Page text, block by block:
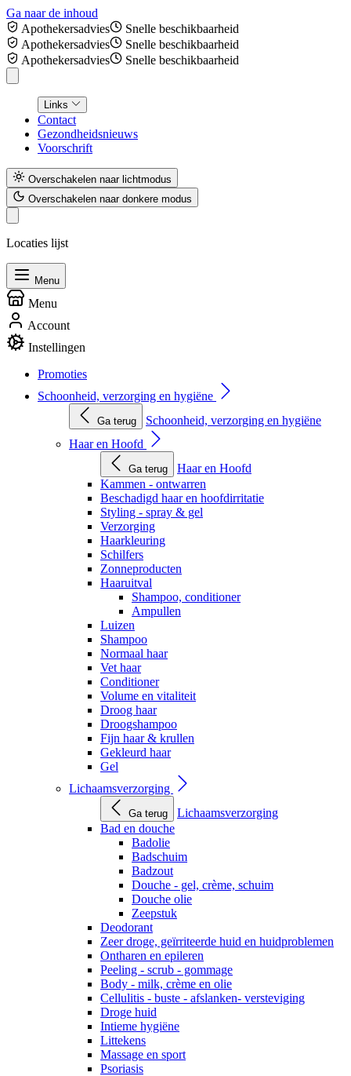
Ga naar de inhoud
Apothekersadvies
Snelle beschikbaarheid
Apothekersadvies
Snelle beschikbaarheid
Apothekersadvies
Snelle beschikbaarheid
Links
Contact
Gezondheidsnieuws
Voorschrift
Overschakelen naar lichtmodus
Overschakelen naar donkere modus
Locaties lijst
Menu
Menu
Account
Instellingen
Promoties
Schoonheid, verzorging en hygiëne
Ga terug
Schoonheid, verzorging en hygiëne
Haar en Hoofd
Ga terug
Haar en Hoofd
Kammen - ontwarren
Beschadigd haar en hoofdirritatie
Styling - spray & gel
Verzorging
Haarkleuring
Schilfers
Zonneproducten
Haaruitval
Shampoo, conditioner
Ampullen
Luizen
Shampoo
Normaal haar
Vet haar
Conditioner
Volume en vitaliteit
Droog haar
Droogshampoo
Fijn haar & krullen
Gekleurd haar
Gel
Lichaamsverzorging
Ga terug
Lichaamsverzorging
Bad en douche
Badolie
Badschuim
Badzout
Douche - gel, crème, schuim
Douche olie
Zeepstuk
Deodorant
Zeer droge, geïrriteerde huid en huidproblemen
Ontharen en epileren
Peeling - scrub - gommage
Body - milk, crème en olie
Cellulitis - buste - afslanken- versteviging
Droge huid
Intieme hygiëne
Littekens
Massage en sport
Psoriasis